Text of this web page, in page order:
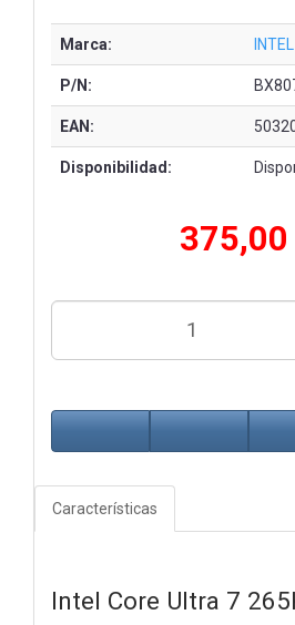
Marca: INTEL
P/N:
EAN:
Disponibilidad:
375,00
Características
Intel Core Ultra 7